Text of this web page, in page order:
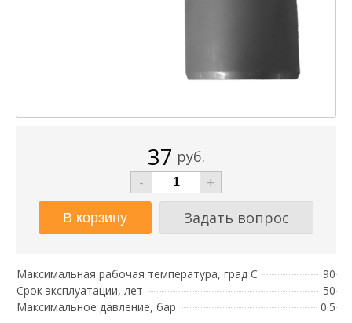
37 руб.
-
+
Задать вопрос
Максимальная рабочая температура, град С
90
Срок эксплуатации, лет
50
Максимальное давление, бар
0.5